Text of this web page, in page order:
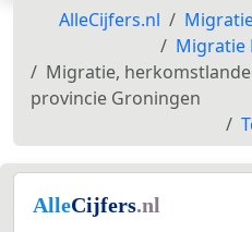
AlleCijfers.nl
Migratie
Migratie,
provincie Groningen